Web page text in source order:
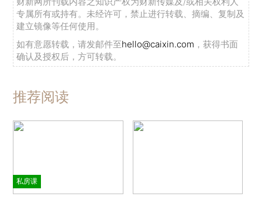
专属所有或持有。未经许可，禁止进行转载、摘编、复制及
建立镜像等任何使用。
如有意愿转载，请发邮件至hello@caixin.com ，获得书面
确认及授权后，方可转载。
推荐阅读
私房课